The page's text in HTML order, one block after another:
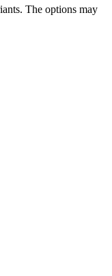
The options may